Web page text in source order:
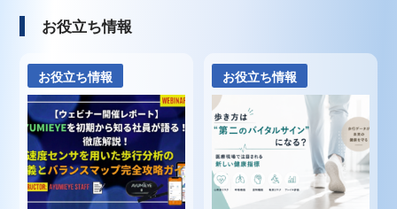
お役立ち情報
お役立ち情報 お役立ち情報